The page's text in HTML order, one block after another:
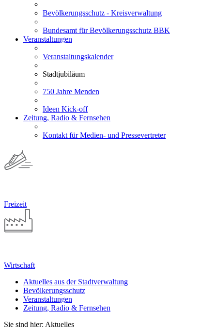
Bevölkerungsschutz - Kreisverwaltung
Bundesamt für Bevölkerungsschutz BBK
Veranstaltungen
Veranstaltungskalender
Stadtjubiläum
750 Jahre Menden
Ideen Kick-off
Zeitung, Radio & Fernsehen
Kontakt für Medien- und Pressevertreter
Freizeit
Wirtschaft
Aktuelles aus der Stadtverwaltung
Bevölkerungsschutz
Veranstaltungen
Zeitung, Radio & Fernsehen
Sie sind hier: Aktuelles